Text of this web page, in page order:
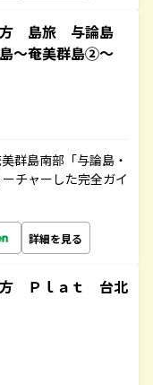
方 島旅 与論島
～奄美群島②～
群島南部「与論島・
チャーした完全ガイ
詳細を見る
Ｐｌａｔ 台北